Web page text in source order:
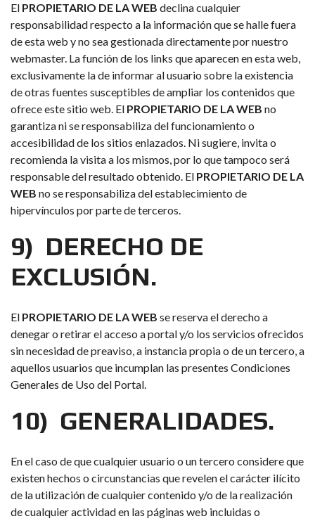
El PROPIETARIO DE LA WEB declina cualquier
responsabilidad respecto a la información que se halle fuera
de esta web y no sea gestionada directamente por nuestro
webmaster. La función de los links que aparecen en esta web,
exclusivamente la de informar al usuario sobre la existencia
de otras fuentes susceptibles de ampliar los contenidos que
ofrece este sitio web. El PROPIETARIO DE LA WEB no
garantiza ni se responsabiliza del funcionamiento o
accesibilidad de los sitios enlazados. Ni sugiere, invita o
recomienda la visita a los mismos, por lo que tampoco será
responsable del resultado obtenido. El PROPIETARIO DE LA
WEB no se responsabiliza del establecimiento de
hipervínculos por parte de terceros.
9) DERECHO DE
EXCLUSIÓN.
El PROPIETARIO DE LA WEB se reserva el derecho a
denegar o retirar el acceso a portal y/o los servicios ofrecidos
sin necesidad de preaviso, a instancia propia o de un tercero, a
aquellos usuarios que incumplan las presentes Condiciones
Generales de Uso del Portal.
10) GENERALIDADES.
En el caso de que cualquier usuario o un tercero considere que
existen hechos o circunstancias que revelen el carácter ilícito
de la utilización de cualquier contenido y/o de la realización
de cualquier actividad en las páginas web incluidas o